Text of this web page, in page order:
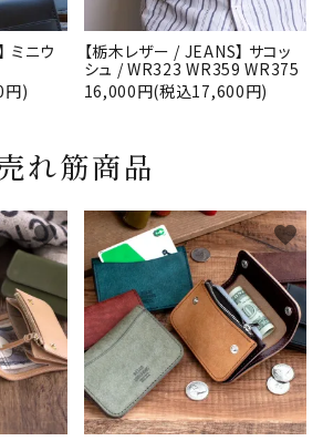
ミニウ
円)
【栃木レザー / JEANS】 サコッ
シュ / WR323 WR359 WR375
16,000円(税込17,600円)
れ筋商品
favorite favorite